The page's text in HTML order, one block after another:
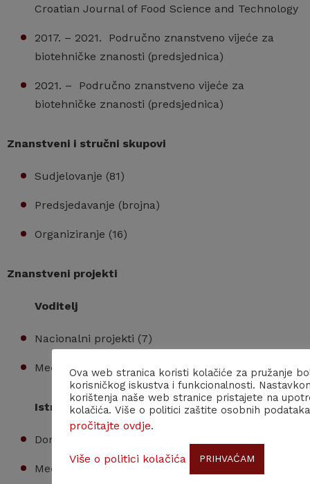
Croatian Journal of Food Science and Technology
2017. – 2021. Područno znanstveno vijeće za
biotehničke znanosti (predsjednica)
2021. – Područno znanstveno vijeće za
biotehničke znanosti (predsjednica)
Znanstveni i stručni skupovi
Sudjelovanje (81)
Predsjedavanje (brojna)
Organiziranje (16)
Znanstveni projekti
Voditelj
Nacionalni projekti (7)
Međunarodni projekti (8)
Istraživač na drugim projektima
Domaći (nacionalni) projekt / National project (7)
Međunarodni project / International project (4)
Ova web stranica koristi kolačiće za pružanje
korisničkog iskustva i funkcionalnosti.
korištenja naše web stranice pristajete na
kolačića. Više o politici zaštite osobnih podataka
pročitajte ovdje.
Više o politici kolačića PRIHVAĆAM